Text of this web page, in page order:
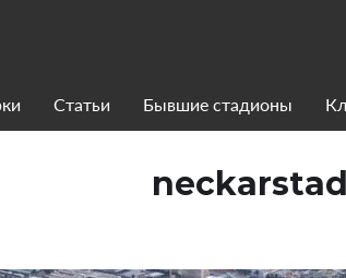
Статьи Бывшие стадионы